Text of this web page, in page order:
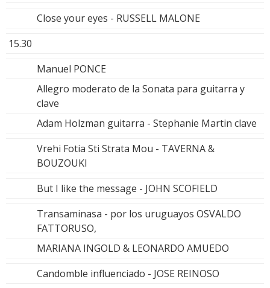
Close your eyes - RUSSELL MALONE
15.30
Manuel PONCE
Allegro moderato de la Sonata para guitarra y
clave
Adam Holzman guitarra - Stephanie Martin clave
Vrehi Fotia Sti Strata Mou - TAVERNA &
BOUZOUKI
But I like the message - JOHN SCOFIELD
Transaminasa - por los uruguayos OSVALDO
FATTORUSO,
MARIANA INGOLD & LEONARDO AMUEDO
Candomble influenciado - JOSE REINOSO